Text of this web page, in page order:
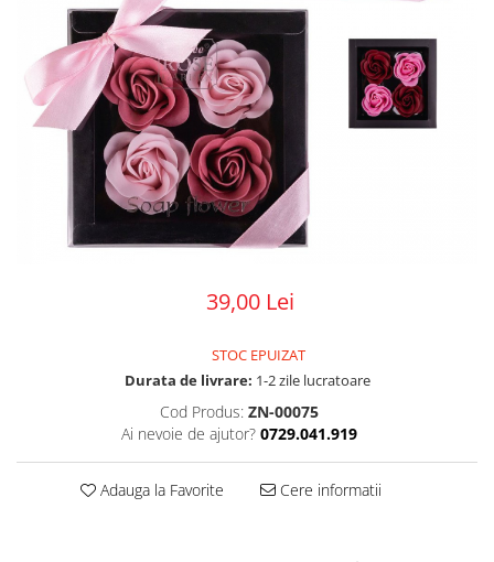
39,00 Lei
STOC EPUIZAT
Durata de livrare: 1-2 zile lucratoare
Cod Produs: ZN-00075
Ai nevoie de ajutor? 0729.041.919
Adauga la Favorite Cere informatii